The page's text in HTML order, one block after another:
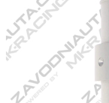
SERVIS
FANOUŠCI
Profil
firmy